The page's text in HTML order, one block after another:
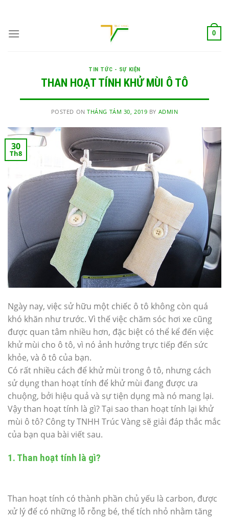
content
0
TIN TỨC - SỰ KIỆN
THAN HOẠT TÍNH KHỬ MÙI Ô TÔ
POSTED ONTHÁNG TÁM 30, 2019 BY ADMIN
30
Th8
Ngày nay, việc sử hữu một chiếc ô tô không còn quá
khó khăn như trước. Vì thế việc chăm sóc hơi xe cũng
được quan tâm nhiều hơn, đặc biệt có thể kể đến việc
khử mùi cho ô tô, vì nó ảnh hưởng trực tiếp đến sức
khỏe, và ô tô của bạn.
Có rất nhiều cách để khử mùi trong ô tô, nhưng cách
sử dụng than hoạt tính để khử mùi đang được ưa
chuộng, bởi hiệu quả và sự tiện dụng mà nó mang lại.
Vậy than hoạt tính là gì? Tại sao than hoạt tính lại khử
mùi ô tô? Công ty TNHH Trúc Vàng sẽ giải đáp thắc mắc
của bạn qua bài viết sau.
1. Than hoạt tính là gì?
Than hoạt tính có thành phần chủ yếu là carbon, được
xử lý để có những lỗ rỗng bé, thể tích nhỏ nhằm tăng